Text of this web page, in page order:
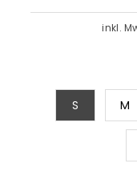
inkl.
S M